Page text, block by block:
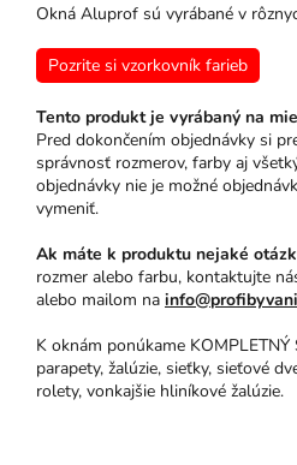
Okná Aluprof sú vyrábané v
Pozrite si vzorkovník farieb
Tento produkt je vyrábaný na
Pred dokončením objednávky si
správnosť rozmerov, farby aj
objednávky nie je možné
vymeniť.
Ak máte k produktu nejaké
rozmer alebo farbu, kontaktujte
alebo mailom na
K oknám ponúkame
parapety, žalúzie, sieťky, sieťové
rolety, vonkajšie hliníkové žalúzie.